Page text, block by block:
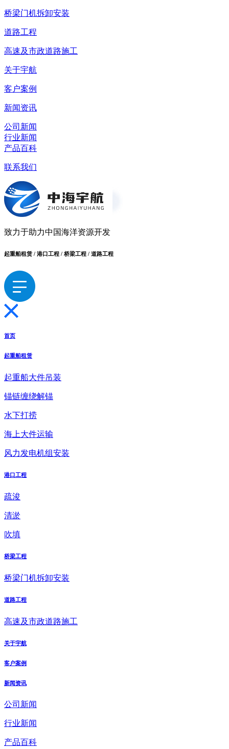
桥梁门机拆卸安装
道路工程
高速及市政道路施工
关于宇航
客户案例
新闻资讯
公司新闻
行业新闻
产品百科
联系我们
致力于助力中国海洋资源开发
起重船租赁 / 港口工程 / 桥梁工程 / 道路工程
首页
起重船租赁
起重船大件吊装
锚链缠绕解锚
水下打捞
海上大件运输
风力发电机组安装
港口工程
疏浚
清淤
吹填
桥梁工程
桥梁门机拆卸安装
道路工程
高速及市政道路施工
关于宇航
客户案例
新闻资讯
公司新闻
行业新闻
产品百科